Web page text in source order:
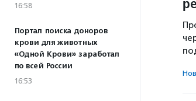
16:58
Портал поиска доноров
крови для животных
«Одной Крови» заработал
по всей России
16:53